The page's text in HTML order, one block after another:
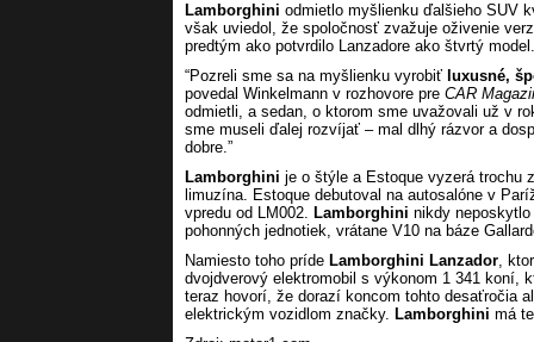
Lamborghini odmietlo myšlienku ďalšieho SUV
však uviedol, že spoločnosť zvažuje oživenie
predtým ako potvrdilo Lanzadore ako štvrtý model.
“Pozreli sme sa na myšlienku vyrobiť luxusné,
povedal Winkelmann v rozhovore pre CAR
odmietli, a sedan, o ktorom sme uvažovali už v
sme museli ďalej rozvíjať – mal dlhý rázvor a
dobre.”
Lamborghini je o štýle a Estoque vyzerá trochu
limuzína. Estoque debutoval na autosalóne v
vpredu od LM002. Lamborghini nikdy
pohonných jednotiek, vrátane V10 na báze
Namiesto toho príde Lamborghini Lanzador,
dvojdverový elektromobil s výkonom 1 341 koní,
teraz hovorí, že dorazí koncom tohto desaťročia
elektrickým vozidlom značky. Lamborghini má